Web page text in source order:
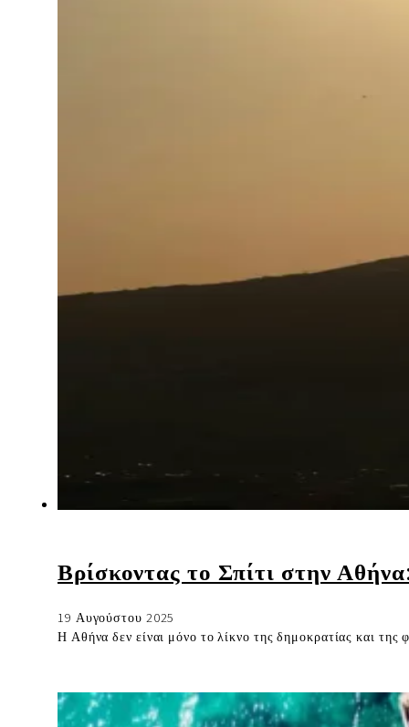
Βρίσκοντας το Σπίτι στην
19 Αυγούστου 2025
Η Αθήνα δεν είναι μόνο το λίκνο της δημοκρατίας και